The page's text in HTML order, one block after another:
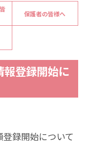
保護者の皆様へ
登録開始に
録開始について